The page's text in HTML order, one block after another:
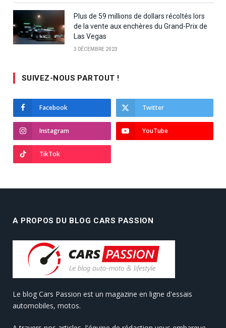
Plus de 59 millions de dollars récoltés lors
de la vente aux enchères du Grand-Prix de
Las Vegas
3 DÉCEMBRE 2023
SUIVEZ-NOUS PARTOUT !
Facebook Twitter
Instagram YouTube
TikTok
A PROPOS DU BLOG CARS PASSION
Le blog Cars Passion est un magazine en ligne d'essais
automobiles, motos.